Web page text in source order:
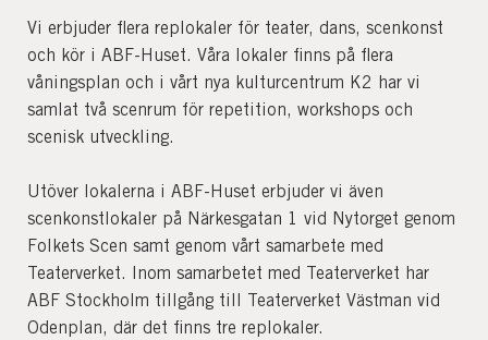
Vi erbjuder flera replokaler för teater, dans, scenkonst
och kör i ABF-Huset. Våra lokaler finns på flera
våningsplan och i vårt nya kulturcentrum K2 har vi
samlat två scenrum för repetition, workshops och
scenisk utveckling.
Utöver lokalerna i ABF-Huset erbjuder vi även
scenkonstlokaler på Närkesgatan 1 vid Nytorget genom
Folkets Scen samt genom vårt samarbete med
Teaterverket. Inom samarbetet med Teaterverket har
ABF Stockholm tillgång till Teaterverket Västman vid
Odenplan, där det finns tre replokaler.